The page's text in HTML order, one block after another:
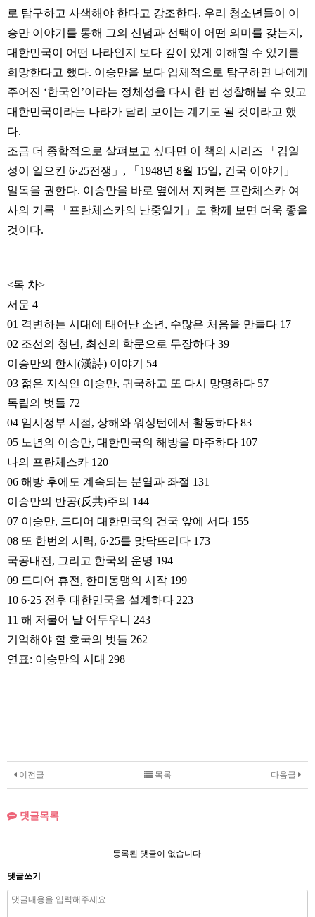
로 탐구하고 사색해야 한다고 강조한다. 우리 청소년들이 이
승만 이야기를 통해 그의 신념과 선택이 어떤 의미를 갖는지,
대한민국이 어떤 나라인지 보다 깊이 있게 이해할 수 있기를
희망한다고 했다. 이승만을 보다 입체적으로 탐구하면 나에게
주어진 ‘한국인’이라는 정체성을 다시 한 번 성찰해볼 수 있고
대한민국이라는 나라가 달리 보이는 계기도 될 것이라고 했
다.
조금 더 종합적으로 살펴보고 싶다면 이 책의 시리즈 「김일
성이 일으킨 6·25전쟁」, 「1948년 8월 15일, 건국 이야기」
일독을 권한다. 이승만을 바로 옆에서 지켜본 프란체스카 여
사의 기록 「프란체스카의 난중일기」도 함께 보면 더욱 좋을
것이다.
<목 차>
서문 4
01 격변하는 시대에 태어난 소년, 수많은 처음을 만들다 17
02 조선의 청년, 최신의 학문으로 무장하다 39
이승만의 한시(漢詩) 이야기 54
03 젊은 지식인 이승만, 귀국하고 또 다시 망명하다 57
독립의 벗들 72
04 임시정부 시절, 상해와 워싱턴에서 활동하다 83
05 노년의 이승만, 대한민국의 해방을 마주하다 107
나의 프란체스카 120
06 해방 후에도 계속되는 분열과 좌절 131
이승만의 반공(反共)주의 144
07 이승만, 드디어 대한민국의 건국 앞에 서다 155
08 또 한번의 시력, 6·25를 맞닥뜨리다 173
국공내전, 그리고 한국의 운명 194
09 드디어 휴전, 한미동맹의 시작 199
10 6·25 전후 대한민국을 설계하다 223
11 해 저물어 날 어두우니 243
기억해야 할 호국의 벗들 262
연표: 이승만의 시대 298
이전글 다음글
목록
댓글목록
등록된 댓글이 없습니다.
댓글쓰기